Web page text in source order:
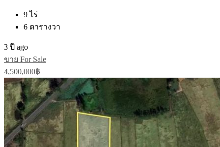
9ไร่
6 ตารางวา
3 ปี ago
ขาย For Sale
4,500,000฿